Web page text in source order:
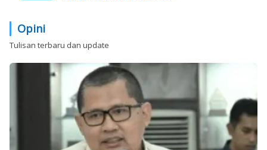
Opini
Tulisan terbaru dan update